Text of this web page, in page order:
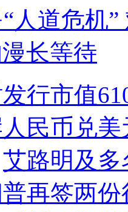
人道危机
长等待
行市值
民币兑
艾路明及
再签两